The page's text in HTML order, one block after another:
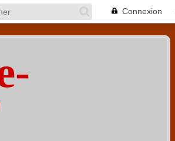
Connexion